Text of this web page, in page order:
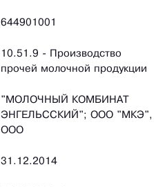
644901001
10.51.9 - Производство
прочей молочной продукции
"МОЛОЧНЫЙ КОМБИНАТ
ЭНГЕЛЬССКИЙ"; ООО "МКЭ",
ООО
31.12.2014